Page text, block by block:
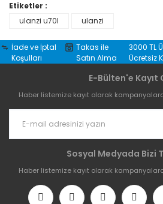
Etiketler :
ulanzi u70l
ulanzi
İade ve İptal
Koşulları
Takas ile
Satın Alma
3000 TL
Ücretsiz
E-Bülten'e Kayıt
Haber listemize kayıt olarak
Sosyal Medyada Bizi
Haber listemize kayıt olarak